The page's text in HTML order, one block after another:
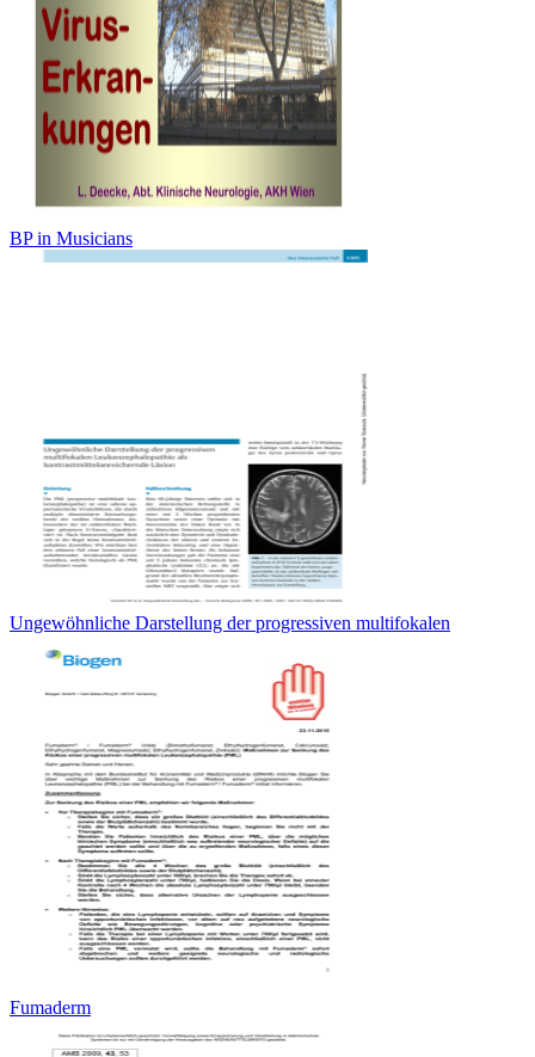
BP in Musicians
Ungewöhnliche Darstellung der progressiven multifokalen
Fumaderm